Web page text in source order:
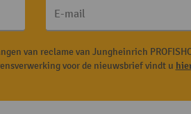
E-mail
van reclame van Jungheinrich
voor de nieuwsbrief vindt u